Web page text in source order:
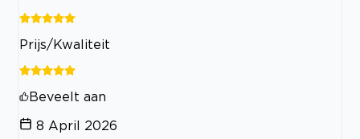
Prijs/Kwaliteit
Beveelt aan
8 April 2026